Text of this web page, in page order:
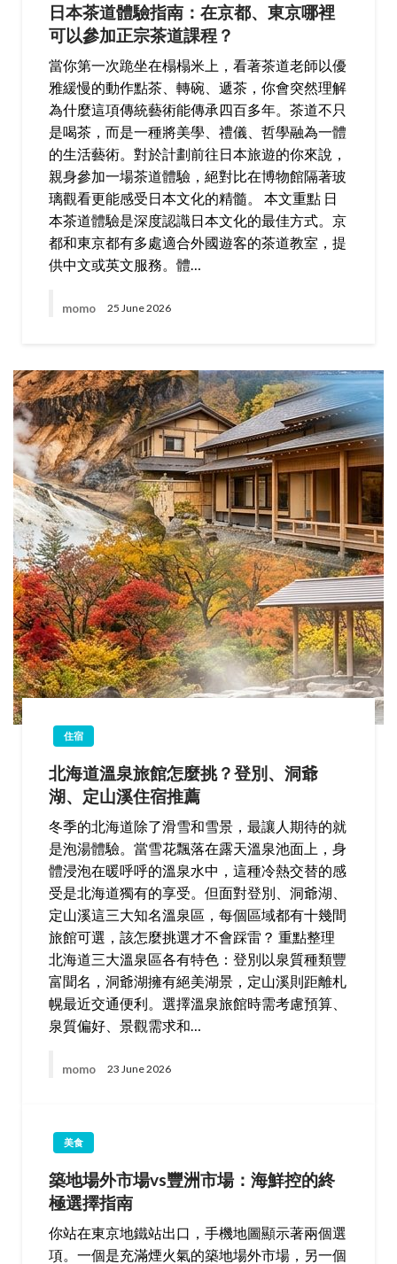
日本茶道體驗指南：在京都、東京哪裡
可以參加正宗茶道課程？
當你第一次跪坐在榻榻米上，看著茶道老師以優
雅緩慢的動作點茶、轉碗、遞茶，你會突然理解
為什麼這項傳統藝術能傳承四百多年。茶道不只
是喝茶，而是一種將美學、禮儀、哲學融為一體
的生活藝術。對於計劃前往日本旅遊的你來說，
親身參加一場茶道體驗，絕對比在博物館隔著玻
璃觀看更能感受日本文化的精髓。 本文重點 日
本茶道體驗是深度認識日本文化的最佳方式。京
都和東京都有多處適合外國遊客的茶道教室，提
供中文或英文服務。體…
momo 25 June 2026
住宿
北海道溫泉旅館怎麼挑？登別、洞爺
湖、定山溪住宿推薦
冬季的北海道除了滑雪和雪景，最讓人期待的就
是泡湯體驗。當雪花飄落在露天溫泉池面上，身
體浸泡在暖呼呼的溫泉水中，這種冷熱交替的感
受是北海道獨有的享受。但面對登別、洞爺湖、
定山溪這三大知名溫泉區，每個區域都有十幾間
旅館可選，該怎麼挑選才不會踩雷？ 重點整理
北海道三大溫泉區各有特色：登別以泉質種類豐
富聞名，洞爺湖擁有絕美湖景，定山溪則距離札
幌最近交通便利。選擇溫泉旅館時需考慮預算、
泉質偏好、景觀需求和…
momo 23 June 2026
美食
築地場外市場vs豐洲市場：海鮮控的終
極選擇指南
你站在東京地鐵站出口，手機地圖顯示著兩個選
項。一個是充滿煙火氣的築地場外市場，另一個